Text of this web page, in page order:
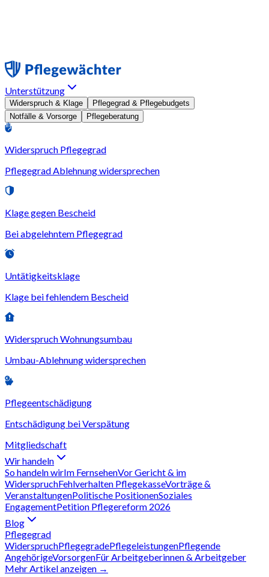
Unterstützung
Widerspruch & Klage
Pflegegrad & Pflegebudgets
Notfälle & Vorsorge
Pflegeberatung
Widerspruch Pflegegrad
Pflegegrad Ablehnung widersprechen
Klage gegen Bescheid
Bei abgelehntem Pflegegrad
Untätigkeitsklage
Klage bei fehlendem Bescheid
Widerspruch Wohnungsumbau
Umbau-Ablehnung widersprechen
Pflegeentschädigung
Entschädigung bei Verspätung
Mitgliedschaft
Wir handeln
So handeln wirIm FernsehenVor Gericht & im
WiderspruchFehlverhalten PflegekasseVorträge &
VeranstaltungenPolitische PositionenSoziales
EngagementPetition Pflegereform 2026
Blog
Pflegegrad
WiderspruchPflegegradePflegeleistungenPflegende
AngehörigeVorsorgenFür Arbeitgeberinnen & Arbeitgeber
Mehr Artikel anzeigen →